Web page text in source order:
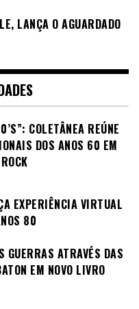
LANÇA O AGUARDADO
COLETÂNEA REÚNE
DOS ANOS 60 EM
EXPERIÊNCIA VIRTUAL
80
ATRAVÉS DAS
EM NOVO LIVRO